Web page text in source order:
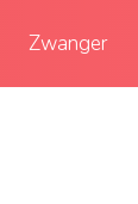
Zwanger